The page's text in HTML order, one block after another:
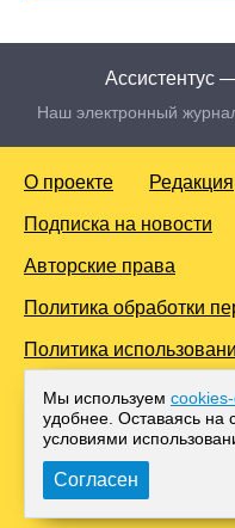
Ассистентус
Наш электронный
О проекте Редакция
Подписка на новости
Авторские права
Политика обработки
Политика
© 2016-2026 Все права
Любое копирование
Интернет, либо печатных
Администрацией проекта,
Мы используем
удобнее. Оставаясь на
условиями
Согласен